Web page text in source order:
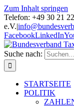
Zum Inhalt springen
Telefon: +49 30 21
e.V.|
FacebookLinkedIn
Suche nach:
STARTSEITE
POLITIK